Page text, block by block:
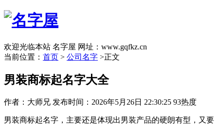
欢迎光临本站 名字屋 网址：www.gqfkz.cn
当前位置： 首页 > 公司名字 >正文
男装商标起名字大全
作者：大师兄 发布时间：2026年5月26日 22:30:25 93热度
男装商标起名字，主要还是体现出男装产品的硬朗有型，又要